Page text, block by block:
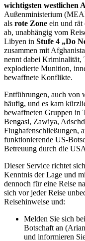
wichtigsten westlichen
Außenministerium
als rote Zone ein und
ab, unabhängig vom
Libyen in Stufe 4 „Do
zusammen mit
nennt dabei Kriminalität,
explodierte Munition,
bewaffnete Konflikte.
Entführungen, auch von
häufig, und es kam
bewaffneten Gruppen in
Bengasi, Zawiya,
Flughafenschließungen,
funktionierende US-
Betreuung durch die
Dieser Service richtet
Kenntnis der Lage und
dennoch für eine Reise
sich vor jeder Reise
Reisehinweise und:
Melden Sie sich
Botschaft an
und informieren